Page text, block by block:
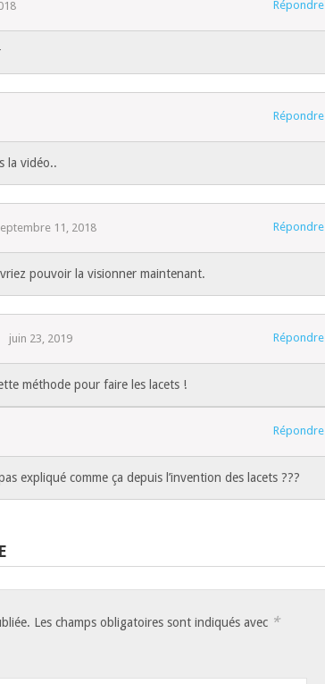
Répondre
Répondre
la vidéo..
11, 2018 Répondre
pouvoir la visionner maintenant.
juin 23, 2019 Répondre
méthode pour faire les lacets !
Répondre
expliqué comme ça depuis l’invention des lacets ???
Les champs obligatoires sont indiqués avec *